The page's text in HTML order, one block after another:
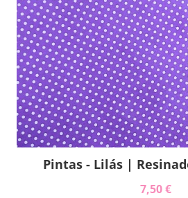
Pintas - Lilás |
7,50 €